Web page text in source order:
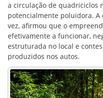
a circulação de quadriciclos
potencialmente poluidora. A
vez, afirmou que o
efetivamente a funcionar,
estruturada no local e
produzidos nos autos.